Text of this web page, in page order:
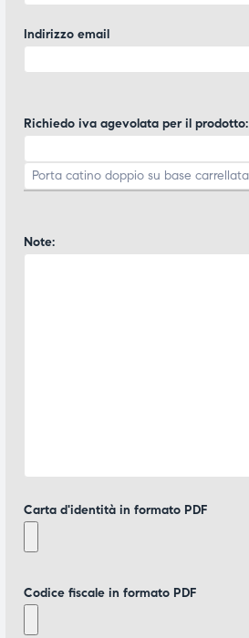
Indirizzo email
Richiedo iva agevolata per il prodotto:
Note:
Carta d'identità in formato PDF
Codice fiscale in formato PDF